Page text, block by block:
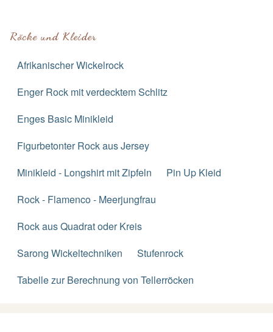
Röcke und Kleider
Afrikanischer Wickelrock
Enger Rock mit verdecktem Schlitz
Enges Basic Minikleid
Figurbetonter Rock aus Jersey
Minikleid - Longshirt mit Zipfeln
Pin Up Kleid
Rock - Flamenco - Meerjungfrau
Rock aus Quadrat oder Kreis
Sarong Wickeltechniken
Stufenrock
Tabelle zur Berechnung von Tellerröcken